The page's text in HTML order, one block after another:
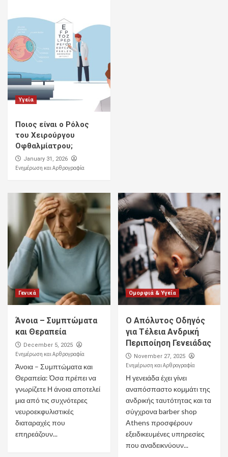
Υγεία
Ποιος είναι ο Ρόλος
του Χειρούργου
Οφθαλμίατρου;
January 31, 2026
Ενημέρωση και Αρθρογραφία
Γενικά
Άνοια – Συμπτώματα
και Θεραπεία
December 5, 2025
Ενημέρωση και Αρθρογραφία
Άνοια – Συμπτώματα και
Θεραπεία: Όσα πρέπει να
γνωρίζετε Η άνοια αποτελεί
μια από τις συχνότερες
νευροεκφυλιστικές
διαταραχές που
επηρεάζουν...
Ομορφιά & Υγεία
Ο Απόλυτος Οδηγός
για Τέλεια Ανδρική
Περιποίηση Γενειάδας
November 27, 2025
Ενημέρωση και Αρθρογραφία
Η γενειάδα έχει γίνει
αναπόσπαστο κομμάτι της
ανδρικής ταυτότητας και τα
σύγχρονα barber shop
Athens προσφέρουν
εξειδικευμένες υπηρεσίες
που αναδεικνύουν...